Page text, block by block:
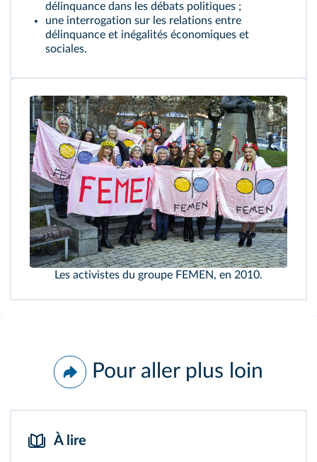
délinquance dans les débats politiques ;
une interrogation sur les relations entre
délinquance et inégalités économiques et
sociales.
Les activistes du groupe FEMEN, en 2010.
Pour aller plus loin
À lire